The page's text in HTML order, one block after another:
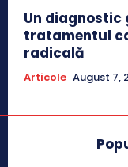
Un diagnostic
tratamentul
radicală
Articole August 7,